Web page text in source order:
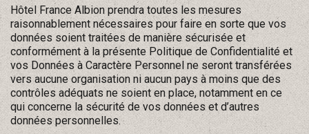
Hôtel France Albion prendra toutes les mesures
raisonnablement nécessaires pour faire en sorte que vos
données soient traitées de manière sécurisée et
conformément à la présente Politique de Confidentialité et
vos Données à Caractère Personnel ne seront transférées
vers aucune organisation ni aucun pays à moins que des
contrôles adéquats ne soient en place, notamment en ce
qui concerne la sécurité de vos données et d’autres
données personnelles.